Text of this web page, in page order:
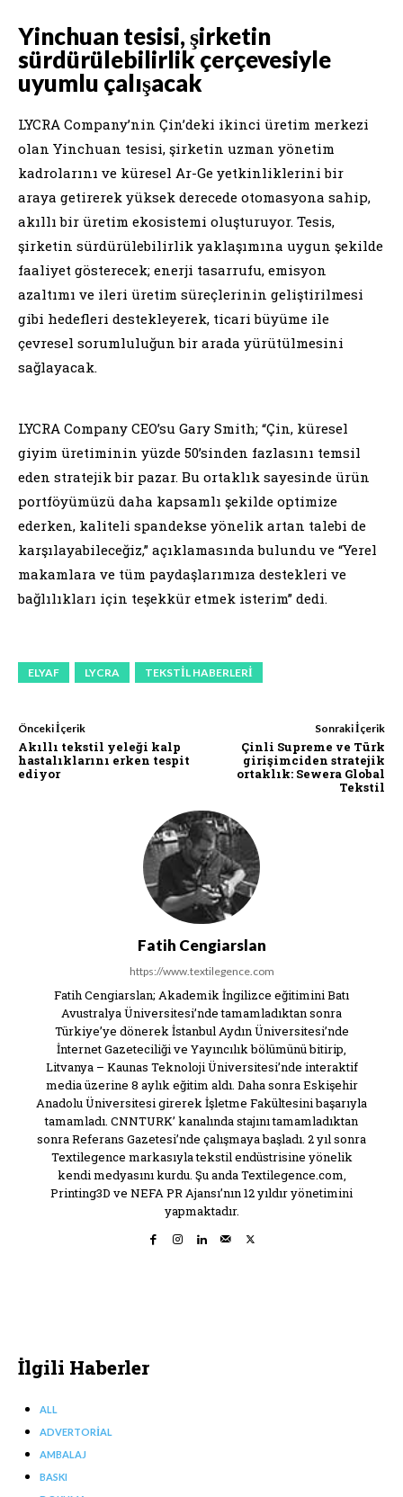
Yinchuan tesisi, şirketin
sürdürülebilirlik çerçevesiyle
uyumlu çalışacak
LYCRA Company’nin Çin’deki ikinci üretim merkezi
olan Yinchuan tesisi, şirketin uzman yönetim
kadrolarını ve küresel Ar-Ge yetkinliklerini bir
araya getirerek yüksek derecede otomasyona sahip,
akıllı bir üretim ekosistemi oluşturuyor. Tesis,
şirketin sürdürülebilirlik yaklaşımına uygun şekilde
faaliyet gösterecek; enerji tasarrufu, emisyon
azaltımı ve ileri üretim süreçlerinin geliştirilmesi
gibi hedefleri destekleyerek, ticari büyüme ile
çevresel sorumluluğun bir arada yürütülmesini
sağlayacak.
LYCRA Company CEO’su Gary Smith; “Çin, küresel
giyim üretiminin yüzde 50’sinden fazlasını temsil
eden stratejik bir pazar. Bu ortaklık sayesinde ürün
portföyümüzü daha kapsamlı şekilde optimize
ederken, kaliteli spandekse yönelik artan talebi de
karşılayabileceğiz,” açıklamasında bulundu ve “Yerel
makamlara ve tüm paydaşlarımıza destekleri ve
bağlılıkları için teşekkür etmek isterim” dedi.
ELYAF LYCRA TEKSTIL HABERLERI
Önceki İçerik
Akıllı tekstil yeleği kalp
hastalıklarını erken tespit
ediyor
Sonraki İçerik
Çinli Supreme ve Türk
girişimciden stratejik
ortaklık: Sewera Global
Tekstil
Fatih Cengiarslan
https://www.textilegence.com
Fatih Cengiarslan; Akademik İngilizce eğitimini Batı
Avustralya Üniversitesi’nde tamamladıktan sonra
Türkiye’ye dönerek İstanbul Aydın Üniversitesi’nde
İnternet Gazeteciliği ve Yayıncılık bölümünü bitirip,
Litvanya – Kaunas Teknoloji Üniversitesi’nde interaktif
media üzerine 8 aylık eğitim aldı. Daha sonra Eskişehir
Anadolu Üniversitesi girerek İşletme Fakültesini başarıyla
tamamladı. CNNTURK’ kanalında stajını tamamladıktan
sonra Referans Gazetesi’nde çalışmaya başladı. 2 yıl sonra
Textilegence markasıyla tekstil endüstrisine yönelik
kendi medyasını kurdu. Şu anda Textilegence.com,
Printing3D ve NEFA PR Ajansı’nın 12 yıldır yönetimini
yapmaktadır.
İlgili Haberler
ALL
ADVERTORIAL
AMBALAJ
BASKI